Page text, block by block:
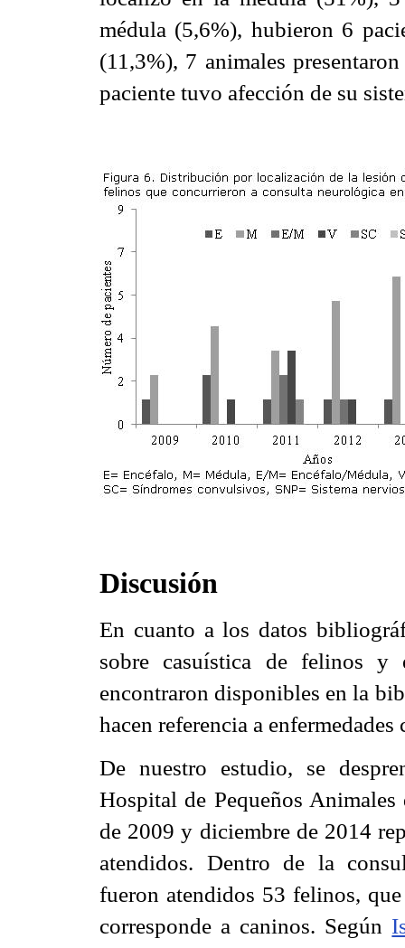
médula (5,6%), hubieron 6
(11,3%), 7 animales
paciente tuvo afección de su
Discusión
En cuanto a los datos
sobre casuística de felinos
encontraron disponibles en la
hacen referencia a
De nuestro estudio, se
Hospital de Pequeños
de 2009 y diciembre de 2014
atendidos. Dentro de la
fueron atendidos 53 felinos,
corresponde a caninos. Según